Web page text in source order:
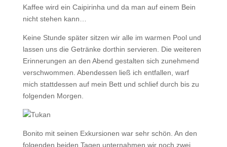
Kaffee wird ein Caipirinha und da man auf einem Bein
nicht stehen kann…
Keine Stunde später sitzen wir alle im warmen Pool und
lassen uns die Getränke dorthin servieren. Die weiteren
Erinnerungen an den Abend gestalten sich zunehmend
verschwommen. Abendessen ließ ich entfallen, warf
mich stattdessen auf mein Bett und schlief durch bis zu
folgenden Morgen.
Bonito mit seinen Exkursionen war sehr schön. An den
folgenden beiden Tagen unternahmen wir noch zwei